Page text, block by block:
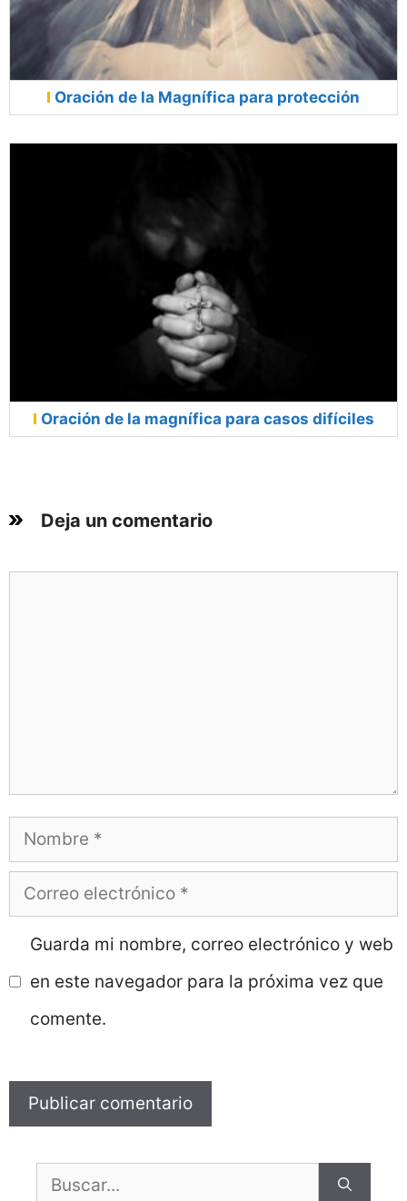
Oración de la Magnífica para protección
Oración de la magnífica para casos difíciles
Deja un comentario
Nombre
Correo
Guarda mi nombre, correo electrónico y web
en este navegador para la próxima vez que
comente.
Buscar: